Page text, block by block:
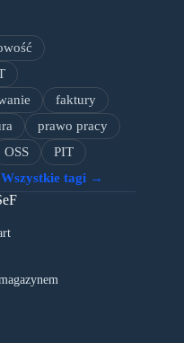
faktury
prawo pracy
OSS
PIT
Wszystkie tagi →